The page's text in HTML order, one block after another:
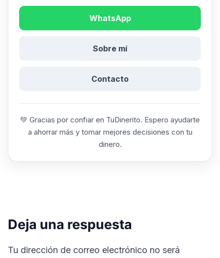
WhatsApp
Sobre mí
Contacto
💚 Gracias por confiar en TuDinerito. Espero ayudarte
a ahorrar más y tomar mejores decisiones con tu
dinero.
Deja una respuesta
Tu dirección de correo electrónico no será